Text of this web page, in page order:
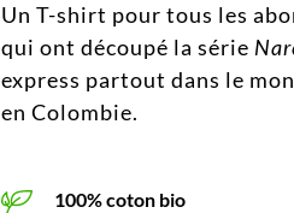
Un T-shirt pour tous les
qui ont découpé la série
express partout dans le
en Colombie.
100% coton bio